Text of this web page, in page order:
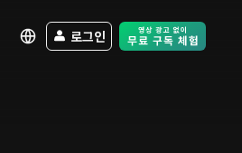
로그인 Free Trial -